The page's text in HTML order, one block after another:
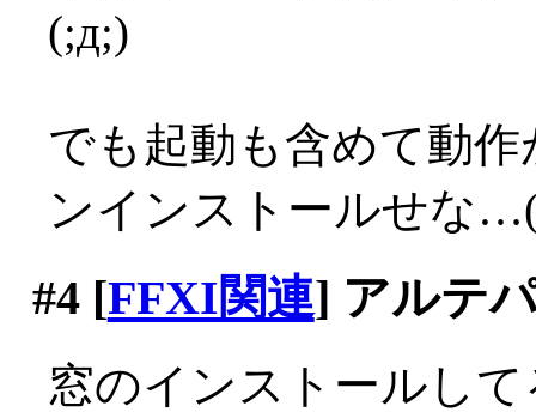
(;д;)
でも起動も含めて動
ンインストールせな
#4[FFXI関連] アルテ
窓のインストールし